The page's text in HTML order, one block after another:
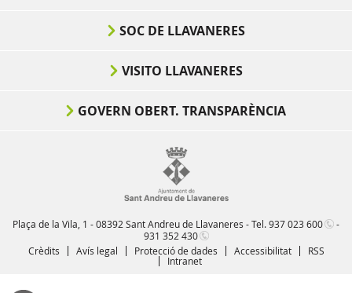
SOC DE LLAVANERES
VISITO LLAVANERES
GOVERN OBERT. TRANSPARÈNCIA
Plaça de la Vila, 1 - 08392 Sant Andreu de Llavaneres - Tel.937 023 600
-
931 352 430
Crèdits
Avís legal Protecció de dades Accessibilitat
RSS
Intranet